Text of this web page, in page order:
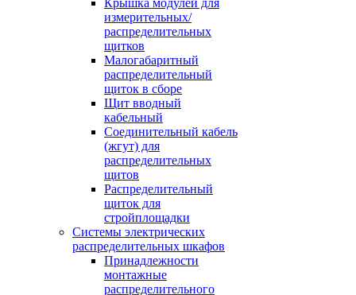
Крышка модулей для
измерительных/
распределительных
щитков
Малогабаритный
распределительный
щиток в сборе
Щит вводный
кабельный
Соединительный кабель
(жгут) для
распределительных
щитов
Распределительный
щиток для
стройплощадки
Системы электрических
распределительных шкафов
Принадлежности
монтажные
распределительного